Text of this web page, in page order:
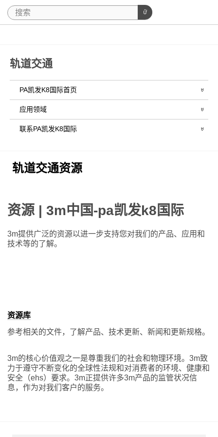
轨道交通
PA凯发K8国际首页
应用领域
联系PA凯发K8国际
轨道交通资源
资源 | 3m中国-pa凯发k8国际
3m提供广泛的资源以进一步支持您对我们的产品、应用和
技术等的了解。
资源库
参考相关的文件，了解产品、技术更新、新闻和更新规格。
3m的核心价值观之一是尊重我们的社会和物理环境。3m致
力于遵守不断变化的全球性法规和对消费者的环境、健康和
安全（ehs）要求。3m正提供许多3m产品的监管状况信
息，作为对我们客户的服务。